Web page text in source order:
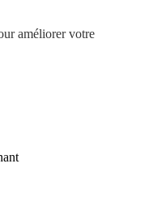
améliorer votre